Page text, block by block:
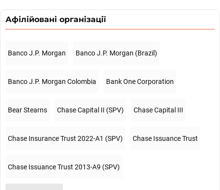
Афілійовані організації
Banco J.P. Morgan Banco J.P. Morgan (Brazil)
Banco J.P. Morgan Colombia Bank One Corporation
Bear Stearns Chase Capital II (SPV) Chase Capital III
Chase Insurance Trust 2022-A1 (SPV) Chase Issuance Trust
Chase Issuance Trust 2013-A9 (SPV)